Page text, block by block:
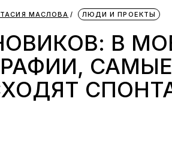
МАСЛОВА ЛЮДИ И ПРОЕКТЫ
В